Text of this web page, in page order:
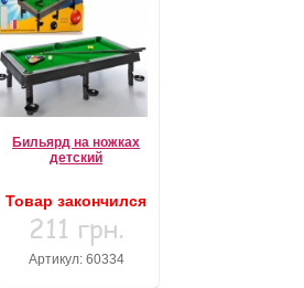
Бильярд на ножках
детский
Товар закончился
211 грн.
Артикул: 60334